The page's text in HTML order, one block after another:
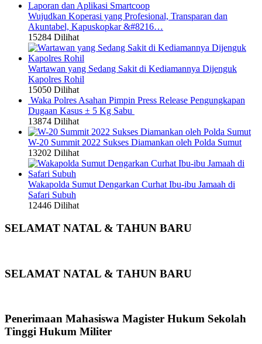
Wujudkan Koperasi yang Profesional, Transparan dan
Akuntabel, Kapuskopkar &#8216…
15284 Dilihat
Wartawan yang Sedang Sakit di Kediamannya Dijenguk
Kapolres Rohil
15050 Dilihat
Waka Polres Asahan Pimpin Press Release Pengungkapan
Dugaan Kasus ± 5 Kg Sabu
13874 Dilihat
W-20 Summit 2022 Sukses Diamankan oleh Polda Sumut
13202 Dilihat
Wakapolda Sumut Dengarkan Curhat Ibu-ibu Jamaah di
Safari Subuh
12446 Dilihat
SELAMAT NATAL & TAHUN BARU
SELAMAT NATAL & TAHUN BARU
Penerimaan Mahasiswa Magister Hukum Sekolah
Tinggi Hukum Militer